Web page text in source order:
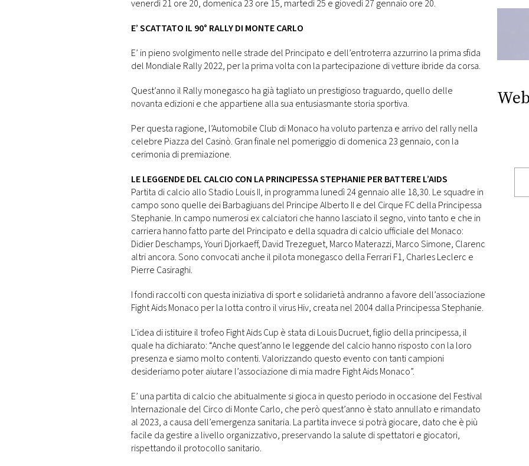
venerdì 21 ore 20, domenica 23 ore 15, martedì 25 e giovedì 27 gennaio ore 20.
E’ SCATTATO IL 90° RALLY DI MONTE CARLO
E’ in pieno svolgimento nelle strade del Principato e dell’entroterra azzurrino la prima sfida
del Mondiale Rally 2022, per la prima volta con la partecipazione di vetture ibride da corsa.
Quest’anno il Rally monegasco ha già tagliato un prestigioso traguardo, quello delle
novanta edizioni e che appartiene alla sua entusiasmante storia sportiva.
Per questa ragione, l’Automobile Club di Monaco ha voluto partenza e arrivo del rally nella
celebre Piazza del Casinò. Gran finale nel pomeriggio di domenica 23 gennaio, con la
cerimonia di premiazione.
LE LEGGENDE DEL CALCIO CON LA PRINCIPESSA STEPHANIE PER BATTERE L’AIDS
Partita di calcio allo Stadio Louis II, in programma lunedì 24 gennaio alle 18,30. Le squadre in
campo sono quelle dei Barbagiuans del Principe Alberto II e del Cirque FC della Principessa
Stephanie. In campo numerosi ex calciatori che hanno lasciato il segno, vinto tanto e che in
carriera hanno fatto parte del Principato e della squadra di calcio ufficiale del Monaco:
Didier Deschamps, Youri Djorkaeff, David Trezeguet, Marco Materazzi, Marco Simone, Clarence Seedorf
altri ancora. Sono convocati anche il pilota monegasco della Ferrari F1, Charles Leclerc e
Pierre Casiraghi.
I fondi raccolti con questa iniziativa di sport e solidarietà andranno a favore dell’associazione
Fight Aids Monaco per la lotta contro il virus Hiv, creata nel 2004 dalla Principessa Stephanie.
L’idea di istituire il trofeo Fight Aids Cup è stata di Louis Ducruet, figlio della principessa, il
quale ha dichiarato: “Anche quest’anno le leggende del calcio hanno risposto con la loro
presenza e siamo molto contenti. Valorizzando questo evento con tanti campioni
desideriamo poter aiutare l’associazione di mia madre Fight Aids Monaco”.
E’ una partita di calcio che abitualmente si gioca in questo periodo in occasione del Festival
Internazionale del Circo di Monte Carlo, che però quest’anno è stato annullato e rimandato
al 2023, a causa dell’emergenza sanitaria. La partita invece si potrà giocare, dato che è più
facile da gestire a livello organizzativo, preservando la salute di spettatori e giocatori,
rispettando il protocollo sanitario.